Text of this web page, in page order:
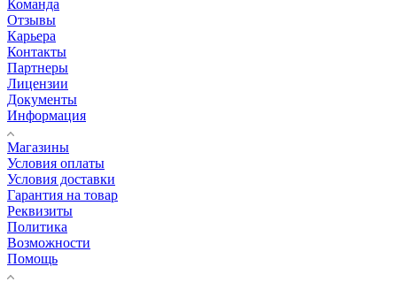
Команда
Отзывы
Карьера
Контакты
Партнеры
Лицензии
Документы
Информация
Магазины
Условия оплаты
Условия доставки
Гарантия на товар
Реквизиты
Политика
Возможности
Помощь